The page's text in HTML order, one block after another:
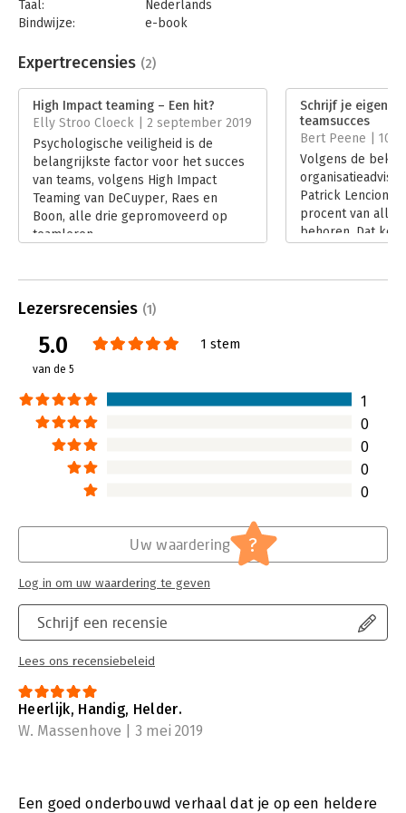
Taal:
Nederlands
Bindwijze:
e-book
Bestandsformaat:
epub
Uitgever:
Business Contact
Druk:
1
Verschijningsdatum:
14-4-2019
Hoofdrubriek: Leiderschap
Expertrecensies (2)
High Impact teaming – Een hit?
Elly Stroo Cloeck | 2 september 2019
Psychologische veiligheid is de
belangrijkste factor voor het succes
van teams, volgens High Impact
Teaming van DeCuyper, Raes en
Boon, alle drie gepromoveerd op
teamleren.
Schrijf je eigen
teamsucces
Bert Peene | 10
Volgens de
Patrick Lencioni
procent van alle
behoren. Dat
Lezersrecensies (1)
5.0
van de 5
1 stem
1
0
0
0
0
Schrijf een recensie
Lees ons recensiebeleid
Uw waardering ?
Log in om uw waardering te geven
Heerlijk, Handig, Helder.
W. Massenhove | 3 mei 2019
Een goed onderbouwd verhaal dat je op een heldere